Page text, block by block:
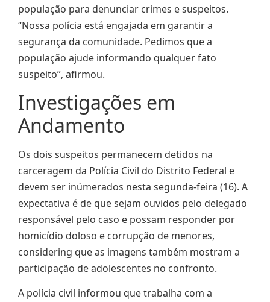
população para denunciar crimes e suspeitos.
“Nossa polícia está engajada em garantir a
segurança da comunidade. Pedimos que a
população ajude informando qualquer fato
suspeito”, afirmou.
Investigações em
Andamento
Os dois suspeitos permanecem detidos na
carceragem da Polícia Civil do Distrito Federal e
devem ser inúmerados nesta segunda-feira (16). A
expectativa é de que sejam ouvidos pelo delegado
responsável pelo caso e possam responder por
homicídio doloso e corrupção de menores,
considering que as imagens também mostram a
participação de adolescentes no confronto.
A polícia civil informou que trabalha com a